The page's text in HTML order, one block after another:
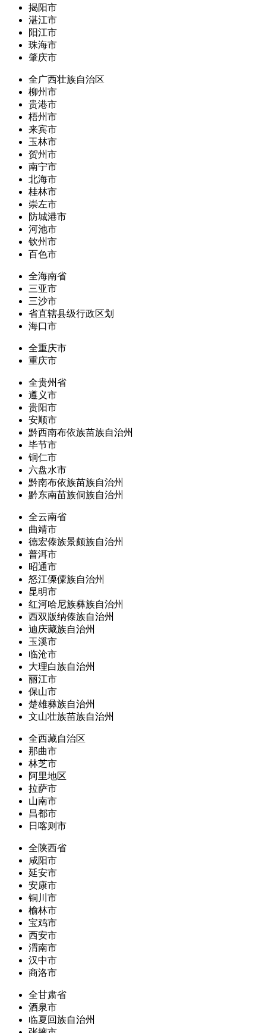
揭阳市
湛江市
阳江市
珠海市
肇庆市
全广西壮族自治区
柳州市
贵港市
梧州市
来宾市
玉林市
贺州市
南宁市
北海市
桂林市
崇左市
防城港市
河池市
钦州市
百色市
全海南省
三亚市
三沙市
省直辖县级行政区划
海口市
全重庆市
重庆市
全贵州省
遵义市
贵阳市
安顺市
黔西南布依族苗族自治州
毕节市
铜仁市
六盘水市
黔南布依族苗族自治州
黔东南苗族侗族自治州
全云南省
曲靖市
德宏傣族景颇族自治州
普洱市
昭通市
怒江傈僳族自治州
昆明市
红河哈尼族彝族自治州
西双版纳傣族自治州
迪庆藏族自治州
玉溪市
临沧市
大理白族自治州
丽江市
保山市
楚雄彝族自治州
文山壮族苗族自治州
全西藏自治区
那曲市
林芝市
阿里地区
拉萨市
山南市
昌都市
日喀则市
全陕西省
咸阳市
延安市
安康市
铜川市
榆林市
宝鸡市
西安市
渭南市
汉中市
商洛市
全甘肃省
酒泉市
临夏回族自治州